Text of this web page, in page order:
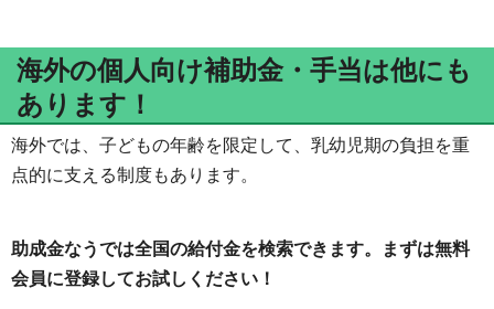
海外の個人向け補助金・手当は他にも
あります！
海外では、子どもの年齢を限定して、乳幼児期の負担を重
点的に支える制度もあります。
助成金なうでは全国の給付金を検索できます。まずは無料
会員に登録してお試しください！